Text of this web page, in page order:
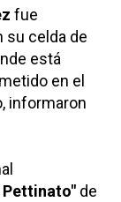
fue
su celda de
está
en el
informaron
Pettinato" de